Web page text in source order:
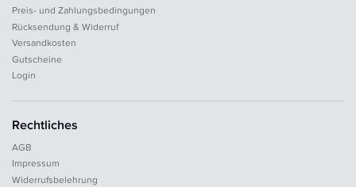
Preis- und Zahlungsbedingungen
Rücksendung & Widerruf
Versandkosten
Gutscheine
Login
Rechtliches
AGB
Impressum
Widerrufsbelehrung